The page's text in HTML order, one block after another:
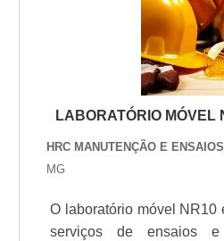
proteção com solado
LABORATÓRIO MÓVEL
HRC MANUTENÇÃO E ENSAIOS
MG
O laboratório móvel NR10
serviços de ensaios